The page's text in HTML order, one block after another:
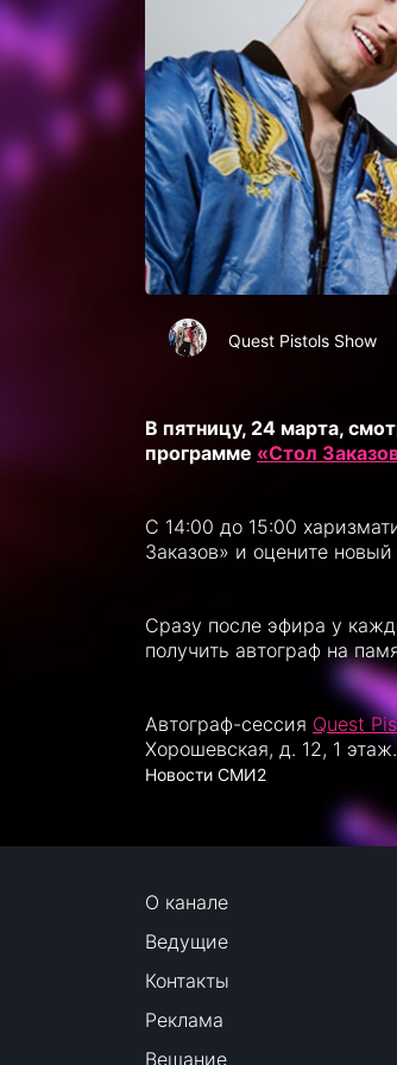
Quest Pistols Show
В пятницу, 24 марта,
программе «Стол
С 14:00 до 15:00
Заказов» и оцените
Сразу после эфира у
получить автограф на
Автограф-сессия Quest
Хорошевская, д. 12, 1 этаж.
Новости СМИ2
О канале
Ведущие
Контакты
Реклама
Вещание